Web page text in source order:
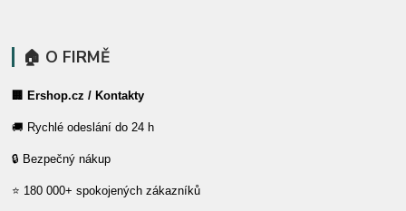
🏠 O FIRMĚ
🏢 Ershop.cz / Kontakty
🚚 Rychlé odeslání do 24 h
🔒 Bezpečný nákup
⭐ 180 000+ spokojených zákazníků